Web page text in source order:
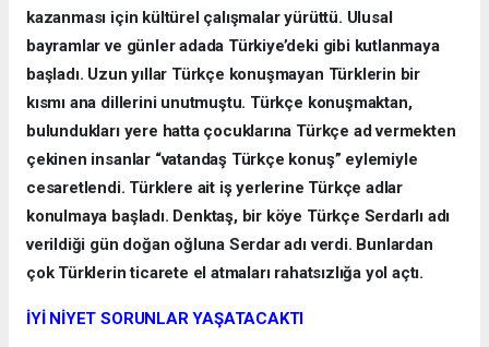
kazanması için kültürel çalışmalar yürüttü. Ulusal
bayramlar ve günler adada Türkiye’deki gibi kutlanmaya
başladı. Uzun yıllar Türkçe konuşmayan Türklerin bir
kısmı ana dillerini unutmuştu. Türkçe konuşmaktan,
bulundukları yere hatta çocuklarına Türkçe ad vermekten
çekinen insanlar “vatandaş Türkçe konuş” eylemiyle
cesaretlendi. Türklere ait iş yerlerine Türkçe adlar
konulmaya başladı. Denktaş, bir köye Türkçe Serdarlı adı
verildiği gün doğan oğluna Serdar adı verdi. Bunlardan
çok Türklerin ticarete el atmaları rahatsızlığa yol açtı.
İYİ NİYET SORUNLAR YAŞATACAKTI